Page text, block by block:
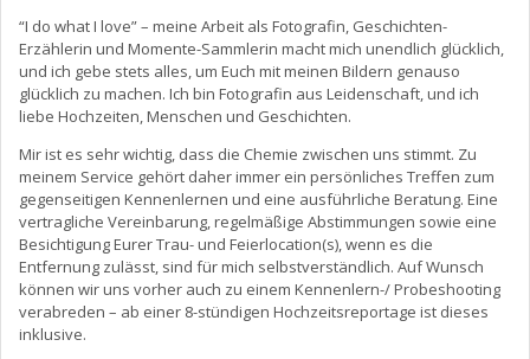
“I do what I love” – meine Arbeit als Fotografin, Geschichten-
Erzählerin und Momente-Sammlerin macht mich unendlich glücklich,
und ich gebe stets alles, um Euch mit meinen Bildern genauso
glücklich zu machen. Ich bin Fotografin aus Leidenschaft, und ich
liebe Hochzeiten, Menschen und Geschichten.
Mir ist es sehr wichtig, dass die Chemie zwischen uns stimmt. Zu
meinem Service gehört daher immer ein persönliches Treffen zum
gegenseitigen Kennenlernen und eine ausführliche Beratung. Eine
vertragliche Vereinbarung, regelmäßige Abstimmungen sowie eine
Besichtigung Eurer Trau- und Feierlocation(s), wenn es die
Entfernung zulässt, sind für mich selbstverständlich. Auf Wunsch
können wir uns vorher auch zu einem Kennenlern-/ Probeshooting
verabreden – ab einer 8-stündigen Hochzeitsreportage ist dieses
inklusive.